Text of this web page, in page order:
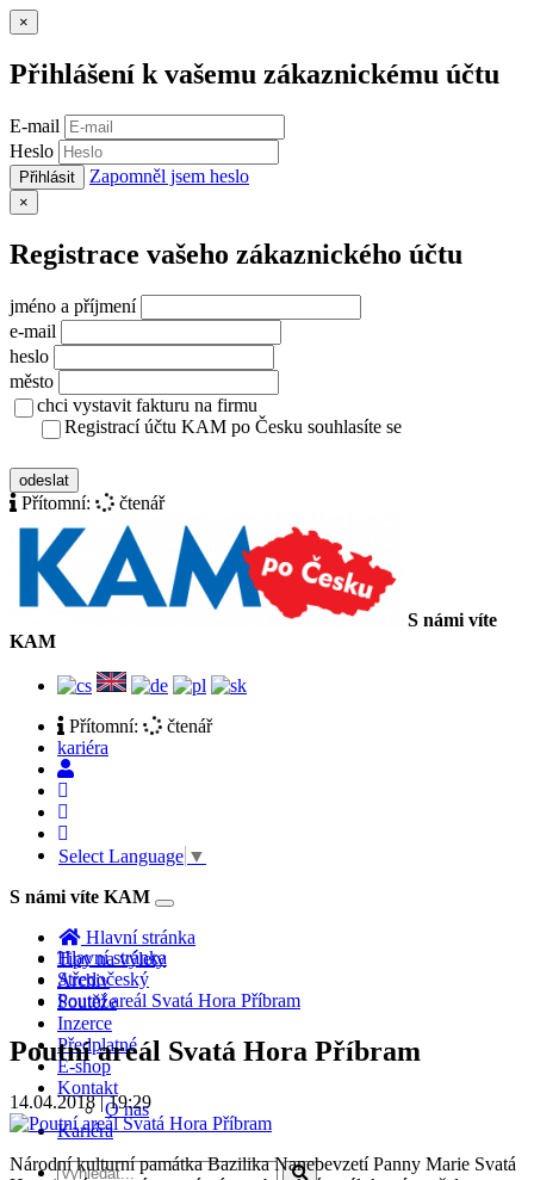
×
Přihlášení k vašemu zákaznickému účtu
E-mail
Heslo
Přihlásit Zapomněl jsem heslo
×
Registrace vašeho zákaznického účtu
jméno a příjmení
e-mail
heslo
město
chci vystavit fakturu na firmu
Registrací účtu KAM po Česku souhlasíte se
odeslat
Přítomní: čtenář
S námi víte
KAM
Přítomní:
čtenář
kariéra
Select Language ▼
S námi víte KAM
Toggle
navigation
Hlavní stránka
Tipy na výlety
Archiv
Soutěže
Inzerce
Předplatné
E-shop
Kontakt
O nás
Kariéra
Hlavní stránka
Středočeský
Poutní areál Svatá Hora Příbram
Poutní areál Svatá Hora Příbram
14.04.2018 | 19:29
Národní kulturní památka Bazilika Nanebevzetí Panny Marie Svatá